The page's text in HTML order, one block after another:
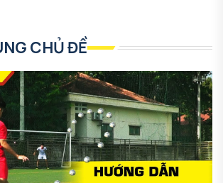
CHỦ ĐỀ